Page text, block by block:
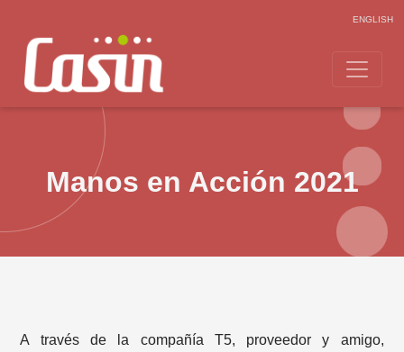
ENGLISH
Manos en Acción 2021
A través de la compañía T5, proveedor y amigo,